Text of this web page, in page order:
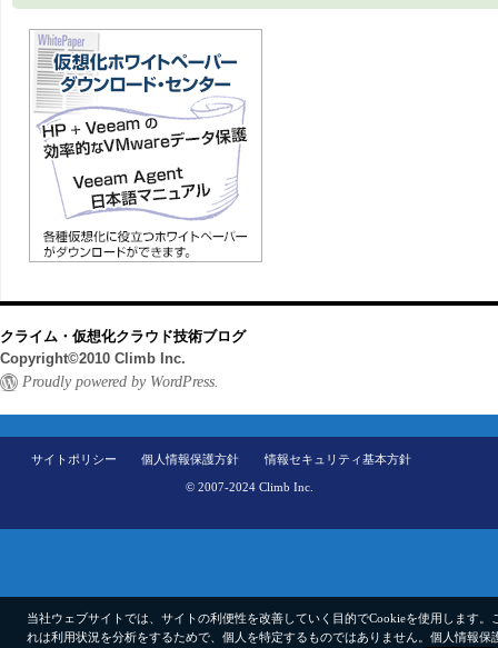
クライム・仮想化クラウド技術ブログ
Copyright©2010 Climb Inc.
Proudly powered by WordPress.
サイトポリシー 個人情報保護方針 情報セキュリティ基本方針
© 2007-2024 Climb Inc.
当社ウェブサイトでは、サイトの利便性を改善していく目的でCookieを使用します。
れは利用状況を分析をするためで、個人を特定するものではありません。 個人情報保